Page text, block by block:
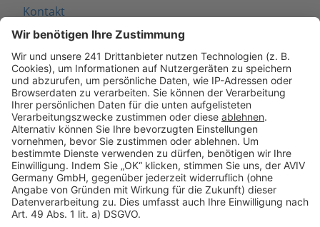
Kontakt
Seitenaufbau
Barrierefreiheit
Cookie Einstellungen
Rechtliches
AGB-Übersicht
Datenschutz
Impressum